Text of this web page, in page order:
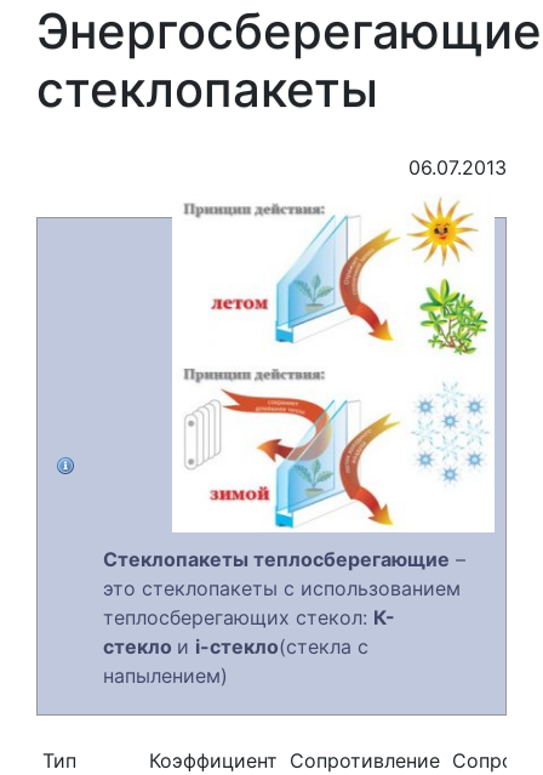
Энергосберегающие
стеклопакеты
06.07.2013
Стеклопакеты теплосберегающие –
это стеклопакеты с использованием
теплосберегающих стекол: К-
стекло и i-стекло(стекла с
напылением)
Тип
Коэффициент Сопротивление